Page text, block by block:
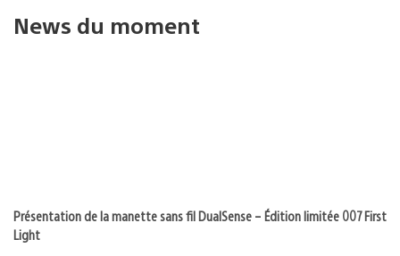
News du moment
Présentation de la manette sans fil DualSense – Édition limitée 007 First
Light